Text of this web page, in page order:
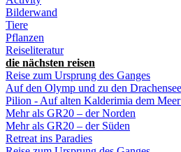
Bilderwand
Tiere
Pflanzen
Reiseliteratur
die nächsten reisen
Reise zum Ursprung des Ganges
Auf den Olymp und zu den
Pilion - Auf alten Kalderimia dem
Mehr als GR20 – der Norden
Mehr als GR20 – der Süden
Retreat ins Paradies